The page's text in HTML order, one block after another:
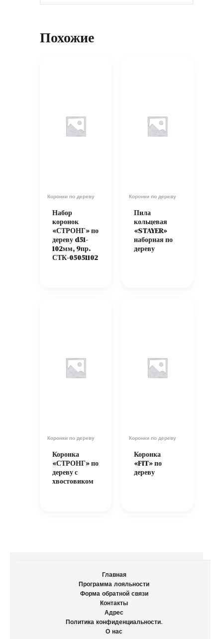
Похожие
Коронки по дереву
Набор
коронок
«СТРОНГ» по
дереву d51-
102мм, 9пр.
СТК-05051102
Коронки по дереву
Пила
кольцевая
«STAYER»
наборная по
дереву
Коронки по дереву
Коронка
«СТРОНГ» по
дереву с
хвостовиком
Коронки по дереву
Коронка
«FIT» по
дереву
Главная
Программа лояльности
Форма обратной связи
Контакты
Адрес
Политика конфиденциальности.
О нас